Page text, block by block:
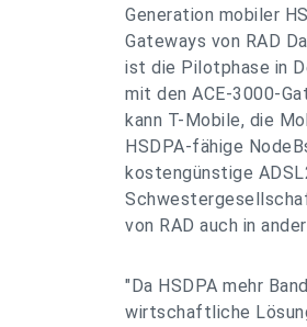
Generation mobiler
Gateways von RAD
ist die Pilotphase in
mit den ACE-3000-
kann T-Mobile, die
HSDPA-fähige
kostengünstige
von RAD auch in
"Da HSDPA mehr
wirtschaftliche